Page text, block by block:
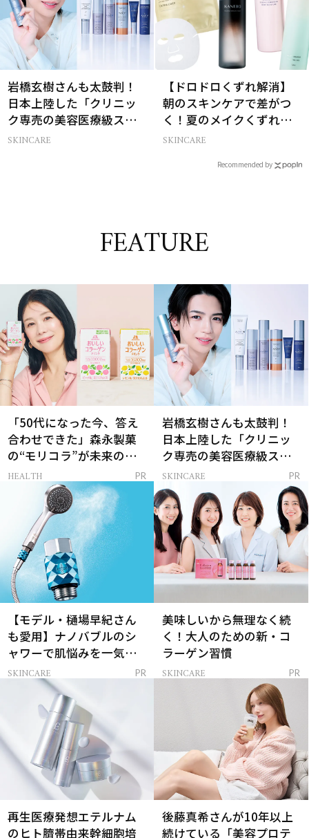
岩橋玄樹さんも太鼓判！
日本上陸した「クリニッ
ク専売の美容医療級スキ
ンケア」
SKINCARE
【ドロドロくずれ解消】
朝のスキンケアで差がつ
く！夏のメイクくずれ防
止術
SKINCARE
Recommended by
FEATURE
「50代になった今、答え
合わせできた」森永製菓
の“モリコラ”が未来のキ
レイを連れてくる！
HEALTH PR
岩橋玄樹さんも太鼓判！
日本上陸した「クリニッ
ク専売の美容医療級スキ
ンケア」
SKINCARE PR
【モデル・樋場早紀さん
も愛用】ナノバブルのシ
ャワーで肌悩みを一気に
解決
SKINCARE PR
美味しいから無理なく続
く！大人のための新・コ
ラーゲン習慣
SKINCARE PR
再生医療発想エテルナム
のヒト臍帯由来幹細胞培
後藤真希さんが10年以上
続けている「美容プロテ